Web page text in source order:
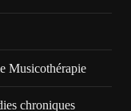
Musicothérapie
chroniques